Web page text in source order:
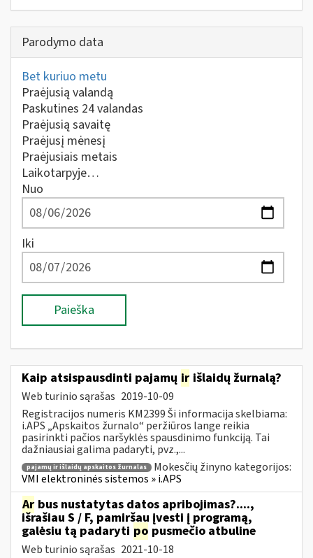
Parodymo data
Bet kuriuo metu
Praėjusią valandą
Paskutines 24 valandas
Praėjusią savaitę
Praėjusį mėnesį
Praėjusiais metais
Laikotarpyje…
Nuo
Iki
Paieška
Kaip atsispausdinti pajamų ir išlaidų žurnalą?
Web turinio sąrašas 2019-10-09
Registracijos numeris KM2399 Ši informacija skelbiama:
i.APS „Apskaitos žurnalo“ peržiūros lange reikia
pasirinkti pačios naršyklės spausdinimo funkciją. Tai
dažniausiai galima padaryti, pvz.,...
pajamų ir išlaidų apskaitos žurnalas
Mokesčių žinyno kategorijos:
VMI elektroninės sistemos » i.APS
Ar bus nustatytas datos apribojimas?....,
išrašiau S / F, pamiršau įvesti į programą,
galėsiu tą padaryti po pusmečio atbuline
Web turinio sąrašas 2021-10-18